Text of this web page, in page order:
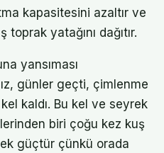
kapasitesini azaltır ve
toprak yatağını dağıtır.
yansıması
günler geçti, çimlenme
kaldı. Bu kel ve seyrek
biri çoğu kez kuş
güçtür çünkü orada